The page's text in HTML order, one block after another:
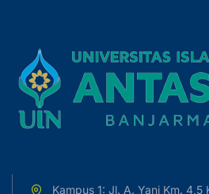
Kampus 1: Jl. A. Yani Km. 4,5